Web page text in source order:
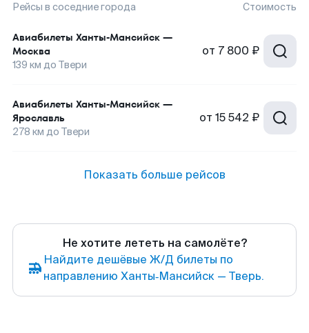
Рейсы в соседние города Стоимость
Авиабилеты Ханты-Мансийск —
Москва
139 км до Твери
от 7 800 ₽
Авиабилеты Ханты-Мансийск —
Ярославль
278 км до Твери
от 15 542 ₽
Показать больше рейсов
Не хотите лететь на самолёте?
Найдите дешёвые Ж/Д билеты по
направлению Ханты‑Мансийск — Тверь.